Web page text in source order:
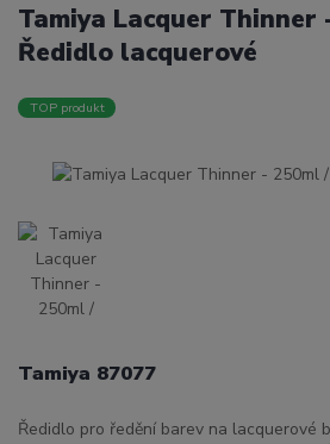
Tamiya Lacquer Thinner
Ředidlo lacquerové
TOP produkt
Tamiya 87077
Ředidlo pro ředění barev na lacquerové